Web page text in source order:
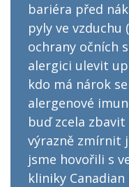
bariéra před
pyly ve
ochrany očních
alergici ulevit
kdo má nárok
alergenové
buď zcela
výrazně zmírnit
jsme hovořili s
kliniky